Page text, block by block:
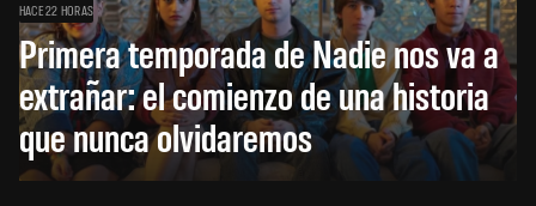
HACE 22 HORAS
Primera temporada de Nadie nos va a
extrañar: el comienzo de una historia
que nunca olvidaremos